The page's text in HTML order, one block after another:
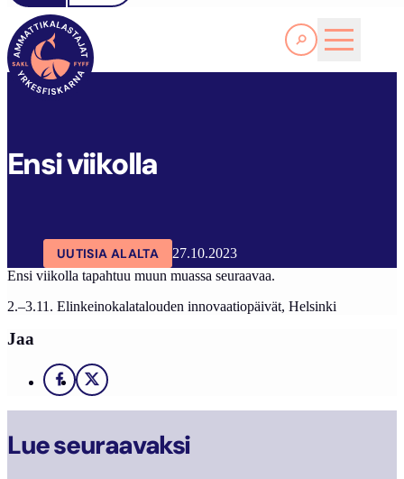
Lue lisää
SAKL
Ensi viikolla
UUTISIA ALALTA
27.10.2023
Ensi viikolla tapahtuu muun muassa seuraavaa.
2.–3.11. Elinkeinokalatalouden innovaatiopäivät, Helsinki
Jaa
Facebook
X
Lue seuraavaksi